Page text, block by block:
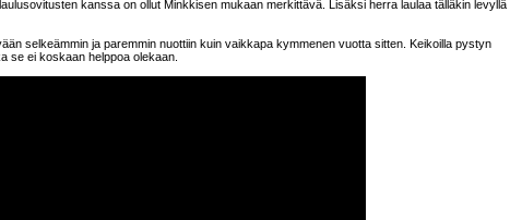
kanssa on ollut Minkkisen mukaan merkittävä. Lisäksi herra laulaa tälläkin levyllä
selkeämmin ja paremmin nuottiin kuin vaikkapa kymmenen vuotta sitten. Keikoilla pystyn
se ei koskaan helppoa olekaan.